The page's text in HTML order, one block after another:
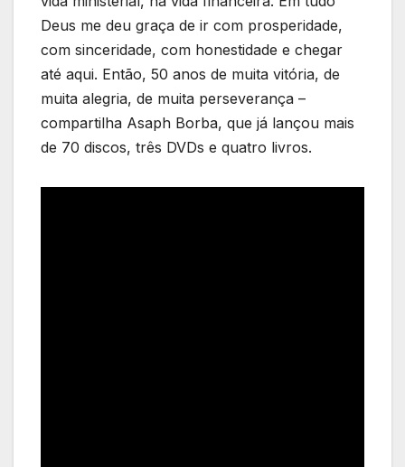
Deus me deu graça de ir com prosperidade,
com sinceridade, com honestidade e chegar
até aqui. Então, 50 anos de muita vitória, de
muita alegria, de muita perseverança –
compartilha Asaph Borba, que já lançou mais
de 70 discos, três DVDs e quatro livros.